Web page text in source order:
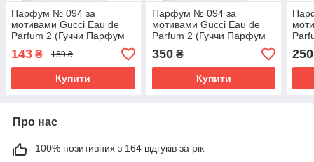
Парфум № 094 за
мотивами Gucci Eau de
Parfum 2 (Гуччи Парфум
143 ₴ 159 ₴
Купити
Парфум № 094 за
мотивами Gucci Eau de
Parfum 2 (Гуччи Парфум
350₴
Купити
250
Про нас
100% позитивних з 164 відгуків за рік